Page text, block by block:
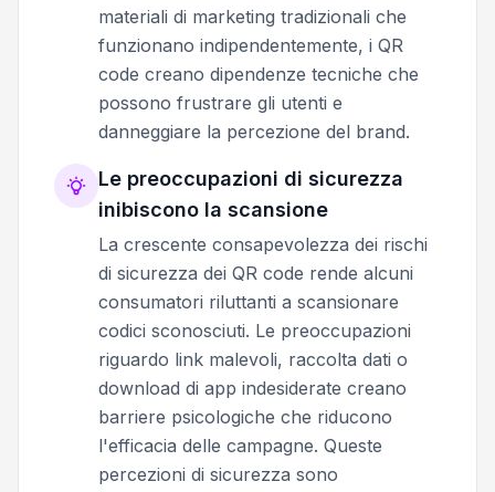
materiali di marketing tradizionali che
funzionano indipendentemente, i QR
code creano dipendenze tecniche che
possono frustrare gli utenti e
danneggiare la percezione del brand.
Le preoccupazioni di sicurezza
inibiscono la scansione
La crescente consapevolezza dei rischi
di sicurezza dei QR code rende alcuni
consumatori riluttanti a scansionare
codici sconosciuti. Le preoccupazioni
riguardo link malevoli, raccolta dati o
download di app indesiderate creano
barriere psicologiche che riducono
l'efficacia delle campagne. Queste
percezioni di sicurezza sono